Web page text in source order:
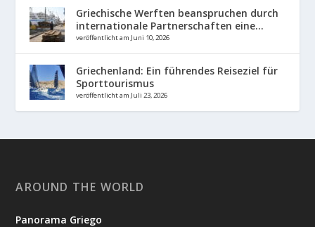
Griechische Werften beanspruchen durch
internationale Partnerschaften eine...
veröffentlicht am Juni 10, 2026
Griechenland: Ein führendes Reiseziel für
Sporttourismus
veröffentlicht am Juli 23, 2026
AROUND THE WORLD
Panorama Griego